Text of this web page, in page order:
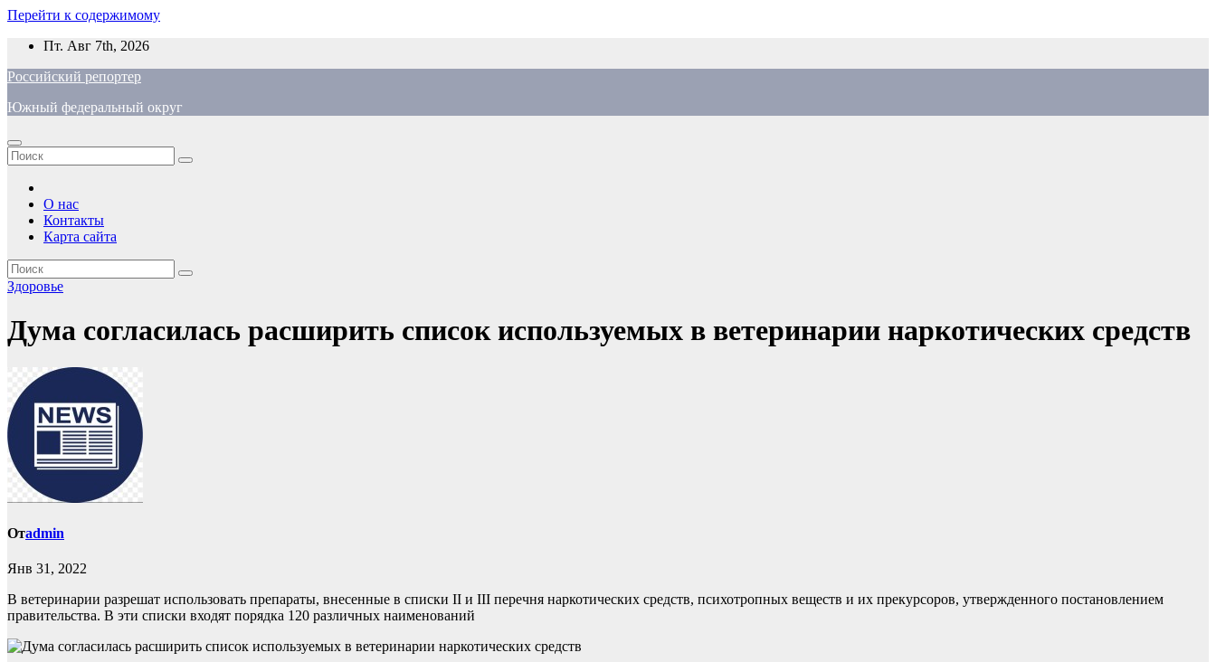
Перейти к содержимому
Пт. Авг 7th, 2026
Российский репортер
Южный федеральный округ
О нас
Контакты
Карта сайта
Здоровье
Дума согласилась расширить список используемых в ветеринарии наркотических средств
Отadmin
Янв 31, 2022
В ветеринарии разрешат использовать препараты, внесенные в списки II и III перечня наркотических средств, психотропных веществ и их прекурсоров, утвержденного постановлением
правительства. В эти списки входят порядка 120 различных наименований